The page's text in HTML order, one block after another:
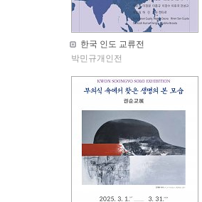
한국 인도 교류전
박민규개인전